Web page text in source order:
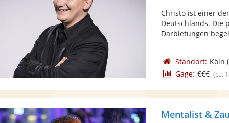
Christo ist einer
Deutschlands. Die
Darbietungen
Standort: Köln
Gage: €€€ (ca.